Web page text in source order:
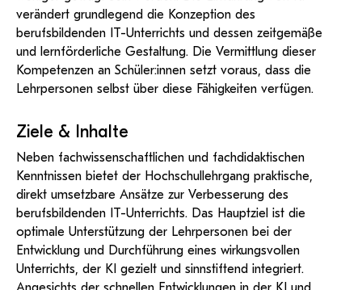
verändert grundlegend die Konzeption des
berufsbildenden IT-Unterrichts und dessen zeitgemäße
und lernförderliche Gestaltung. Die Vermittlung dieser
Kompetenzen an Schüler:innen setzt voraus, dass die
Lehrpersonen selbst über diese Fähigkeiten verfügen.
Ziele & Inhalte
Neben fachwissenschaftlichen und fachdidaktischen
Kenntnissen bietet der Hochschullehrgang praktische,
direkt umsetzbare Ansätze zur Verbesserung des
berufsbildenden IT-Unterrichts. Das Hauptziel ist die
optimale Unterstützung der Lehrpersonen bei der
Entwicklung und Durchführung eines wirkungsvollen
Unterrichts, der KI gezielt und sinnstiftend integriert.